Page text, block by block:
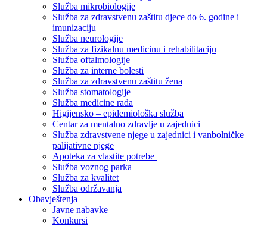
Služba mikrobiologije
Služba za zdravstvenu zaštitu djece do 6. godine i
imunizaciju
Služba neurologije
Služba za fizikalnu medicinu i rehabilitaciju
Služba oftalmologije
Služba za interne bolesti
Služba za zdravstvenu zaštitu žena
Služba stomatologije
Služba medicine rada
Higijensko – epidemiološka služba
Centar za mentalno zdravlje u zajednici
Služba zdravstvene njege u zajednici i vanbolničke
palijativne njege
Apoteka za vlastite potrebe
Služba voznog parka
Služba za kvalitet
Služba održavanja
Obavještenja
Javne nabavke
Konkursi